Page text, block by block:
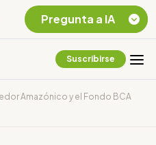
Suscribirse
Amazónico y el Fondo BCA
Pregunta a IA
Chevron Ecuador